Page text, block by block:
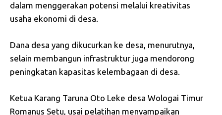
dalam menggerakan potensi melalui kreativitas
usaha ekonomi di desa.
Dana desa yang dikucurkan ke desa, menurutnya,
selain membangun infrastruktur juga mendorong
peningkatan kapasitas kelembagaan di desa.
Ketua Karang Taruna Oto Leke desa Wologai Timur
Romanus Setu, usai pelatihan menyampaikan